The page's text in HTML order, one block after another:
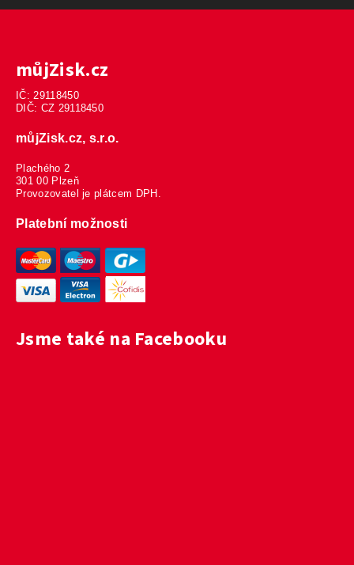
můjZisk.cz
IČ: 29118450
DIČ: CZ 29118450
můjZisk.cz, s.r.o.
Plachého 2
301 00 Plzeň
Provozovatel je plátcem DPH.
Platební možnosti
Jsme také na Facebooku